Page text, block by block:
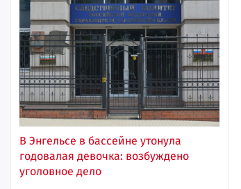
В Энгельсе в бассейне утонула
годовалая девочка: возбуждено
уголовное дело